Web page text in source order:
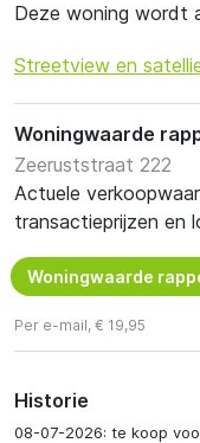
Deze woning wordt
Streetview en
Woningwaarde
Zeeruststraat 222
Actuele
transactieprijzen en
Woningwaarde
Per e-mail, € 19,95
Historie
08-07-2026: te koop